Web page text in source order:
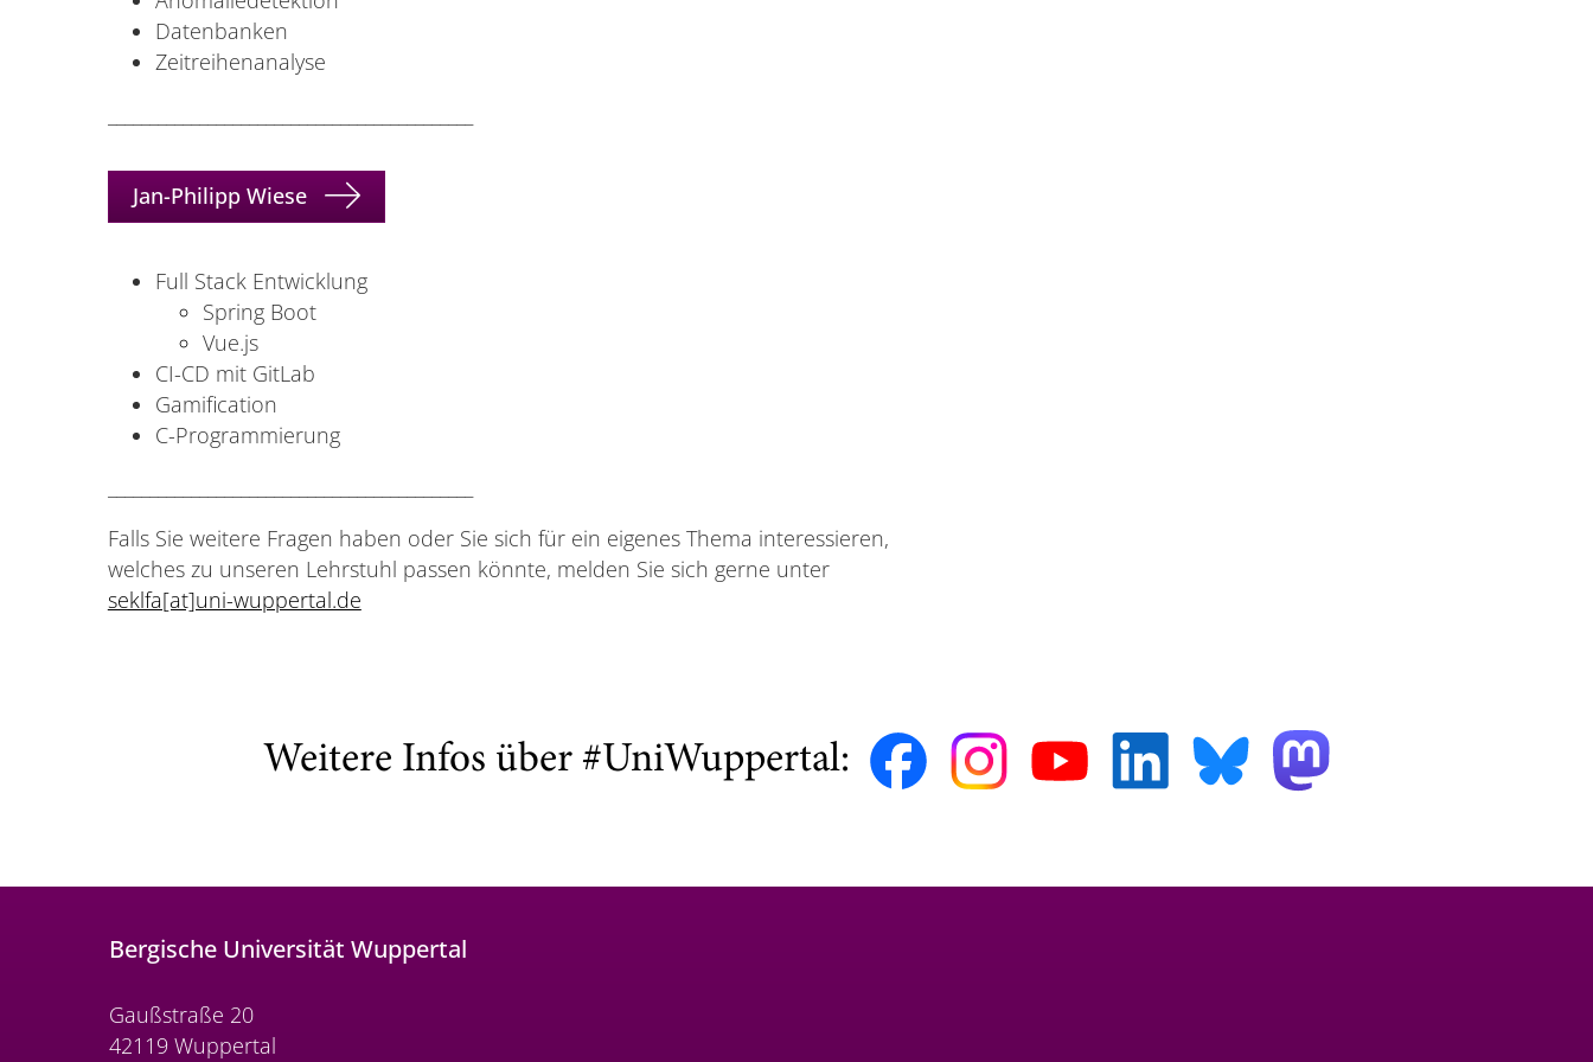
Datenbanken
Zeitreihenanalyse
Jan-Philipp Wiese
Full Stack Entwicklung
Spring Boot
Vue.js
CI-CD mit GitLab
Gamification
C-Programmierung
Falls Sie weitere Fragen haben oder Sie sich für ein eigenes Thema interessieren,
welches zu unseren Lehrstuhl passen könnte, melden Sie sich gerne unter
seklfa[at]uni-wuppertal.de
Weitere Infos über #UniWuppertal:
Bergische Universität Wuppertal
Gaußstraße 20
42119 Wuppertal